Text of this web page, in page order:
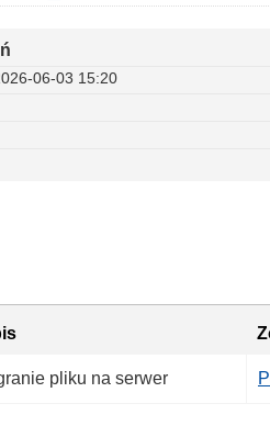
06-03 15:20
pliku na serwer